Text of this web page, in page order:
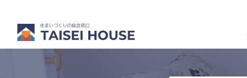
分譲・中古
住宅を買う